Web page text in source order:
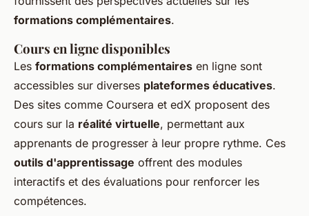
formations complémentaires.
Cours en ligne disponibles
Les formations complémentaires en ligne sont
accessibles sur diverses plateformes éducatives.
Des sites comme Coursera et edX proposent des
cours sur la réalité virtuelle, permettant aux
apprenants de progresser à leur propre rythme. Ces
outils d'apprentissage offrent des modules
interactifs et des évaluations pour renforcer les
compétences.